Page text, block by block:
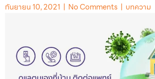
กันยายน 10, 2021 | No Comments | บทความ